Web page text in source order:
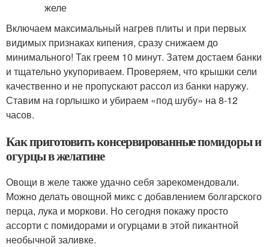
Включаем максимальный нагрев плиты и при первых
видимых признаках кипения, сразу снижаем до
минимального! Так греем 10 минут. Затем достаем банки
и тщательно укупориваем. Проверяем, что крышки сели
качественно и не пропускают рассол из банки наружу.
Ставим на горлышко и убираем «под шубу» на 8-12
часов.
Как приготовить консервированные помидоры и
огурцы в желатине
Овощи в желе также удачно себя зарекомендовали.
Можно делать овощной микс с добавлением болгарского
перца, лука и моркови. Но сегодня покажу просто
ассорти с помидорами и огурцами в этой пикантной
необычной заливке.